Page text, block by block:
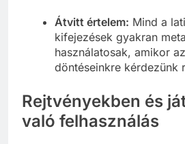
Átvitt értelem: Mind a
kifejezések gyakran
használatosak, amikor
döntéseinkre kérdezünk
Rejtvényekben és
való felhasználás